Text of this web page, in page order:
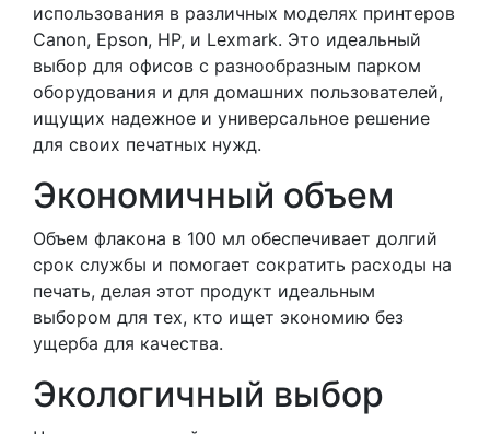
использования в различных моделях принтеров
Canon, Epson, HP, и Lexmark. Это идеальный
выбор для офисов с разнообразным парком
оборудования и для домашних пользователей,
ищущих надежное и универсальное решение
для своих печатных нужд.
Экономичный объем
Объем флакона в 100 мл обеспечивает долгий
срок службы и помогает сократить расходы на
печать, делая этот продукт идеальным
выбором для тех, кто ищет экономию без
ущерба для качества.
Экологичный выбор